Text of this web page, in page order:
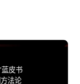
蓝皮书
法论